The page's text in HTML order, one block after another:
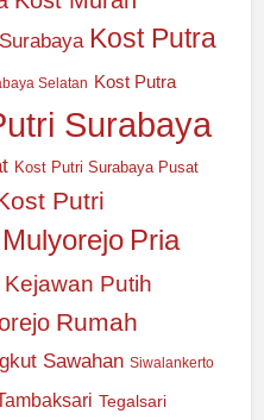
Kost Putra
Selatan Kost Putra
Surabaya
Kost Putri Surabaya Pusat
Putri
Mulyorejo Pria
Putih
Rumah
Sawahan Siwalankerto
Tegalsari